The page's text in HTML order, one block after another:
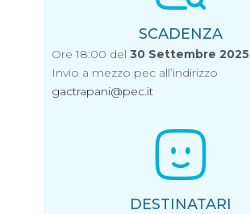
SCADENZA
Ore 18:00 del 30 Settembre 2025
Invio a mezzo pec all’indirizzo
gactrapani@pec.it
DESTINATARI